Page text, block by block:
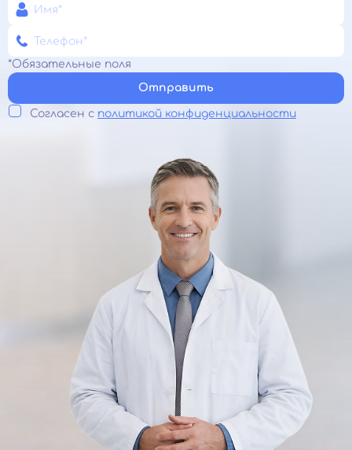
*Обязательные поля
Отправить
Согласен с политикой конфиденциальности